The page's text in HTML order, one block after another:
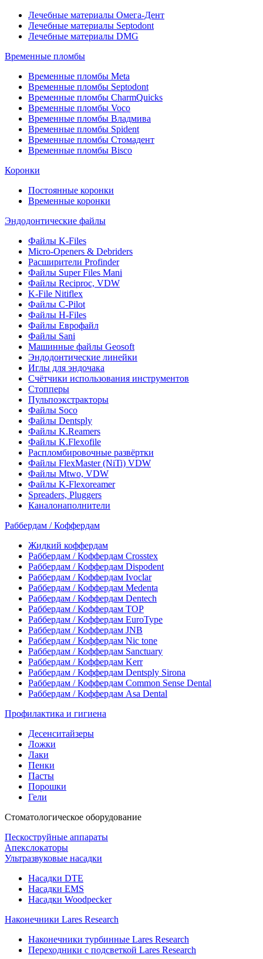
Лечебные материалы Омега-Дент
Лечебные материалы Septodont
Лечебные материалы DMG
Временные пломбы
Временные пломбы Meta
Временные пломбы Septodont
Временные пломбы CharmQuicks
Временные пломбы Voco
Временные пломбы Владмива
Временные пломбы Spident
Временные пломбы Стомадент
Временные пломбы Bisco
Коронки
Постоянные коронки
Временные коронки
Эндодонтические файлы
Файлы K-Files
Micro-Openers & Debriders
Расширители Profinder
Файлы Super Files Mani
Файлы Reciproc, VDW
K-File Nitiflex
Файлы C-Pilot
Файлы H-Files
Файлы Еврофайл
Файлы Sani
Машинные файлы Geosoft
Эндодонтические линейки
Иглы для эндочака
Счётчики использования инструментов
Стопперы
Пульпоэкстракторы
Файлы Soco
Файлы Dentsply
Файлы K.Reamers
Файлы K.Flexofile
Распломбировочные развёртки
Файлы FlexMaster (NiTi) VDW
Файлы Mtwo, VDW
Файлы K-Flexoreamer
Spreaders, Pluggers
Каналонаполнители
Раббердам / Коффердам
Жидкий коффердам
Раббердам / Коффердам Crosstex
Раббердам / Коффердам Dispodent
Раббердам / Коффердам Ivoclar
Раббердам / Коффердам Medenta
Раббердам / Коффердам Dentech
Раббердам / Коффердам ТОР
Раббердам / Коффердам EuroType
Раббердам / Коффердам JNB
Раббердам / Коффердам Nic tone
Раббердам / Коффердам Sanctuary
Раббердам / Коффердам Kerr
Раббердам / Коффердам Dentsply Sirona
Раббердам / Коффердам Common Sense Dental
Раббердам / Коффердам Asa Dental
Профилактика и гигиена
Десенситайзеры
Ложки
Лаки
Пенки
Пасты
Порошки
Гели
Стоматологическое оборудование
Пескоструйные аппараты
Апекслокаторы
Ультразвуковые насадки
Насадки DTE
Насадки EMS
Насадки Woodpecker
Наконечники Lares Research
Наконечники турбинные Lares Research
Переходники с подсветкой Lares Research